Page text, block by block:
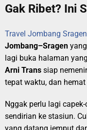
Gak Ribet? Ini
Travel Jombang Sragen
Jombang–Sragen yang
lagi buka halaman
Arni Trans siap
tepat waktu, dan hemat
Nggak perlu lagi
sendirian ke stasiun.